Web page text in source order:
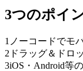
3つのポイ
1 ノーコードでモ
2 ドラッグ＆ドロ
3iOS・Android等